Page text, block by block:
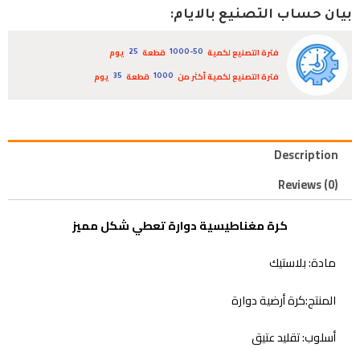
بيان حساب التصنيع بالايام:
فترة التصنيع لكمية 1000-50 قطعة 25
يوم
فترة التصنيع لكمية أكثر من
1000 قطعة 35 يوم
Description
Reviews (0)
كرة مغناطيسية دوارة تعطي شكل مميز
مادة: بلاستيك
المنتج:كرة أرضية دوارة
أسلوب: تقليد عتيق